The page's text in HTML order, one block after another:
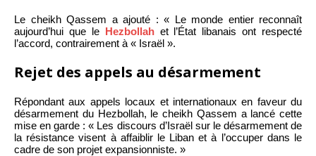
Le cheikh Qassem a ajouté : « Le monde entier reconnaît
aujourd’hui que le Hezbollahet l’État libanais ont respecté
l’accord, contrairement à « Israël ».
Rejet des appels au désarmement
Répondant aux appels locaux et internationaux en faveur du
désarmement du Hezbollah, le cheikh Qassem a lancé cette
mise en garde : « Les discours d’Israël sur le désarmement de
la résistance visent à affaiblir le Liban et à l’occuper dans le
cadre de son projet expansionniste. »